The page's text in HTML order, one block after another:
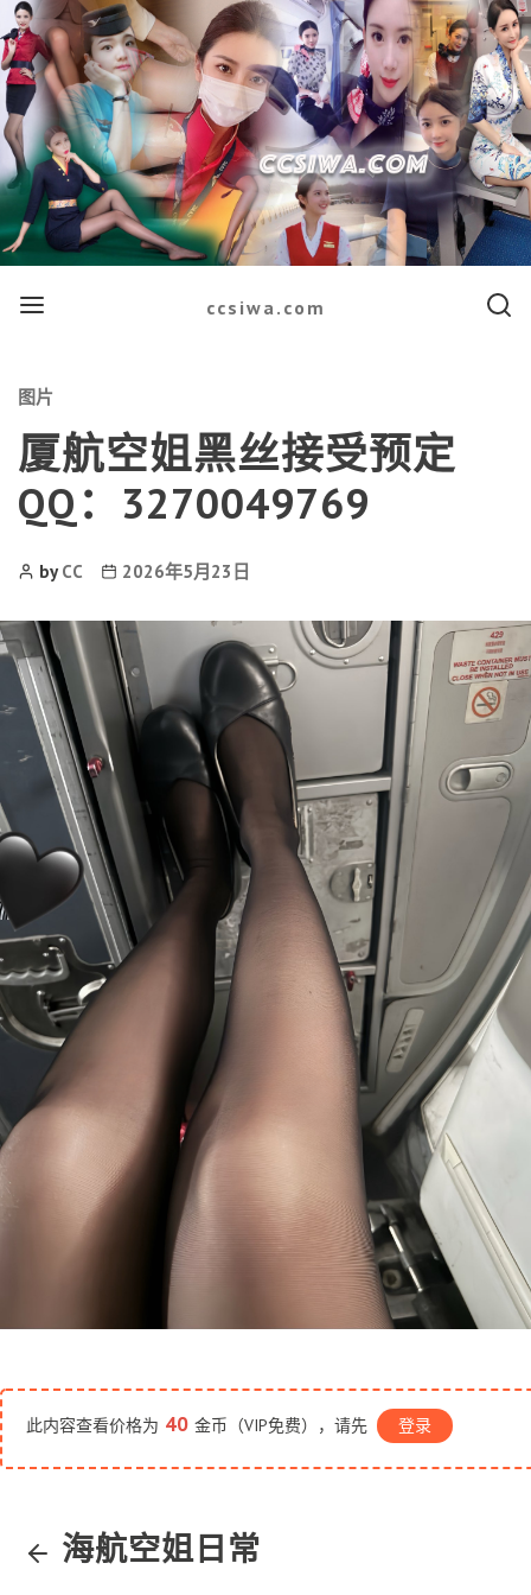
Menu ccsiwa.com Search
Categories
图片
厦航空姐黑丝接受预定
QQ：3270049769
PostbyCC
Post2026年5月23日
此内容查看价格为 40 金币（VIP免费），请先 登录
海航空姐日常